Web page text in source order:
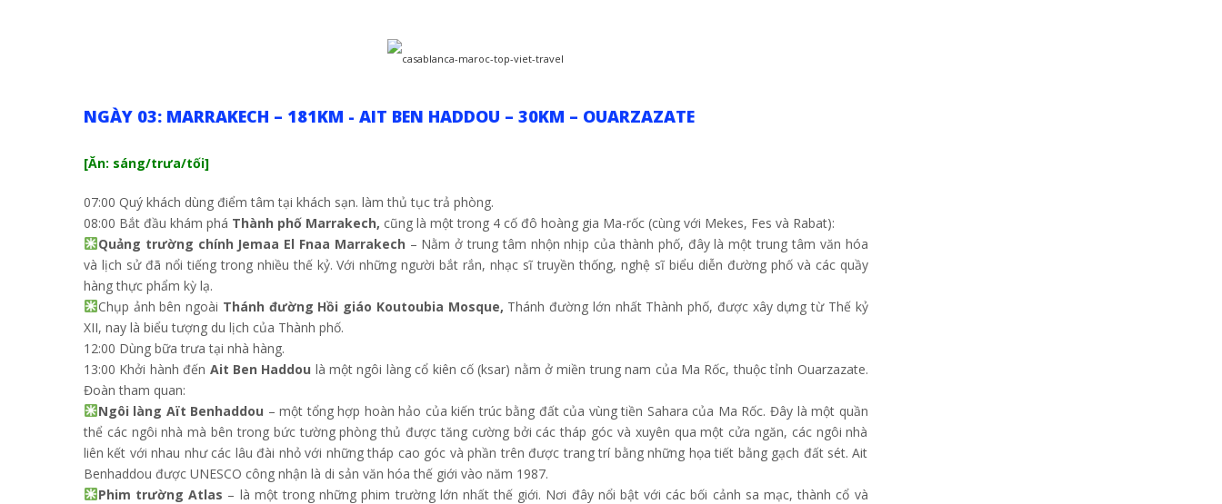
NGÀY 03: MARRAKECH – 181KM - AIT BEN HADDOU – 30KM – OUARZAZATE
[Ăn: sáng/trưa/tối]
07:00 Quý khách dùng điểm tâm tại khách sạn. làm thủ tục trả phòng.
08:00 Bắt đầu khám phá Thành phố Marrakech, cũng là một trong 4 cố đô hoàng gia Ma-rốc (cùng với Mekes, Fes và Rabat):
Quảng trường chính Jemaa El Fnaa Marrakech – Nằm ở trung tâm nhộn nhịp của thành phố, đây là một trung tâm văn hóa
và lịch sử đã nổi tiếng trong nhiều thế kỷ. Với những người bắt rắn, nhạc sĩ truyền thống, nghệ sĩ biểu diễn đường phố và các quầy
hàng thực phẩm kỳ lạ.
Chụp ảnh bên ngoài Thánh đường Hồi giáo Koutoubia Mosque, Thánh đường lớn nhất Thành phố, được xây dựng từ Thế kỷ
XII, nay là biểu tượng du lịch của Thành phố.
12:00 Dùng bữa trưa tại nhà hàng.
13:00 Khởi hành đến Ait Ben Haddou là một ngôi làng cổ kiên cố (ksar) nằm ở miền trung nam của Ma Rốc, thuộc tỉnh Ouarzazate.
Đoàn tham quan:
Ngôi làng Aït Benhaddou – một tổng hợp hoàn hảo của kiến trúc bằng đất của vùng tiền Sahara của Ma Rốc. Đây là một quần
thể các ngôi nhà mà bên trong bức tường phòng thủ được tăng cường bởi các tháp góc và xuyên qua một cửa ngăn, các ngôi nhà
liên kết với nhau như các lâu đài nhỏ với những tháp cao góc và phần trên được trang trí bằng những họa tiết bằng gạch đất sét. Ait
Benhaddou được UNESCO công nhận là di sản văn hóa thế giới vào năm 1987.
Phim trường Atlas – là một trong những phim trường lớn nhất thế giới. Nơi đây nổi bật với các bối cảnh sa mạc, thành cổ và